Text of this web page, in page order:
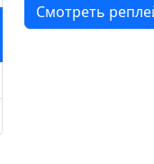
Смотреть